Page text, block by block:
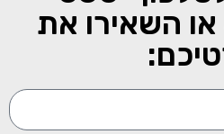
השאירו את